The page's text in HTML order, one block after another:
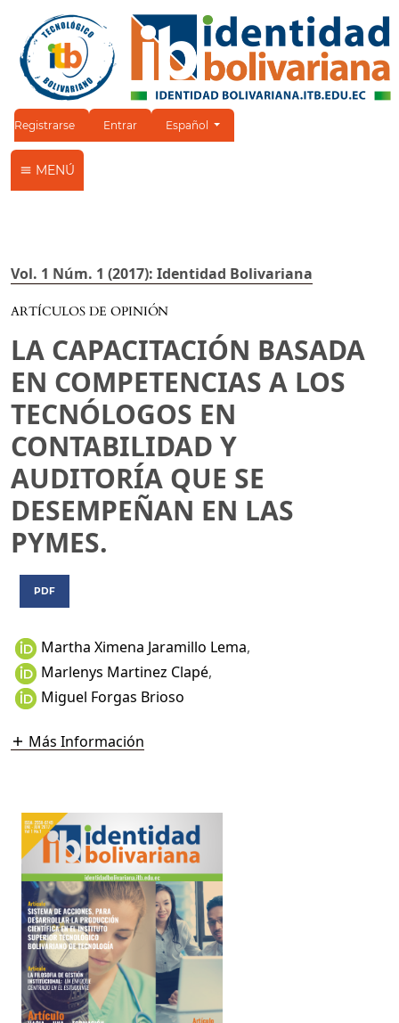
Registrarse Entrar Cambiar el idioma. El idioma actual es:
Español
MENÚ
Vol. 1 Núm. 1 (2017): Identidad Bolivariana
ARTÍCULOS DE OPINIÓN
LA CAPACITACIÓN BASADA
EN COMPETENCIAS A LOS
TECNÓLOGOS EN
CONTABILIDAD Y
AUDITORÍA QUE SE
DESEMPEÑAN EN LAS
PYMES.
PDF
Martha Ximena Jaramillo Lema,
Marlenys Martinez Clapé,
Miguel Forgas Brioso
Más Información